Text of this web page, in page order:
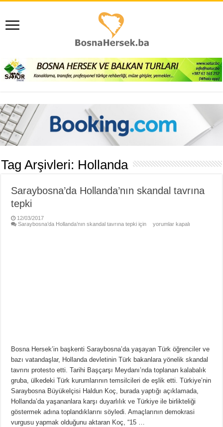
Tag Arşivleri: Hollanda
Saraybosna’da Hollanda’nın skandal tavrına
tepki
12/03/2017
Saraybosna’da Hollanda’nın skandal tavrına tepki için
yorumlar kapalı
Bosna Hersek’in başkenti Saraybosna’da yaşayan Türk öğrenciler ve
bazı vatandaşlar, Hollanda devletinin Türk bakanlara yönelik skandal
tavrını protesto etti. Tarihi Başçarşı Meydanı’nda toplanan kalabalık
gruba, ülkedeki Türk kurumlarının temsilcileri de eşlik etti. Türkiye’nin
Saraybosna Büyükelçisi Haldun Koç, burada yaptığı açıklamada,
Hollanda’da yaşananlara karşı duyarlılık ve Türkiye ile birlikteliği
göstermek adına toplandıklarını söyledi. Amaçlarının demokrasi
vurgusu yapmak olduğunu aktaran Koç, “15 …